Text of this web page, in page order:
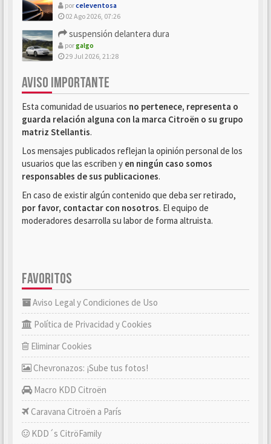
porceleventosa
02 Ago 2026, 07:26
suspensión delantera dura
porgalgo
29 Jul 2026, 21:28
AVISO IMPORTANTE
Esta comunidad de usuarios no pertenece, representa o
guarda relación alguna con la marca Citroën o su grupo
matriz Stellantis.
Los mensajes publicados reflejan la opinión personal de los
usuarios que las escriben y en ningún caso somos
responsables de sus publicaciones.
En caso de existir algún contenido que deba ser retirado,
por favor, contactar con nosotros. El equipo de
moderadores desarrolla su labor de forma altruista.
FAVORITOS
Aviso Legal y Condiciones de Uso
Política de Privacidad y Cookies
Eliminar Cookies
Chevronazos: ¡Sube tus fotos!
Macro KDD Citroën
Caravana Citroën a París
KDD´s CitröFamily